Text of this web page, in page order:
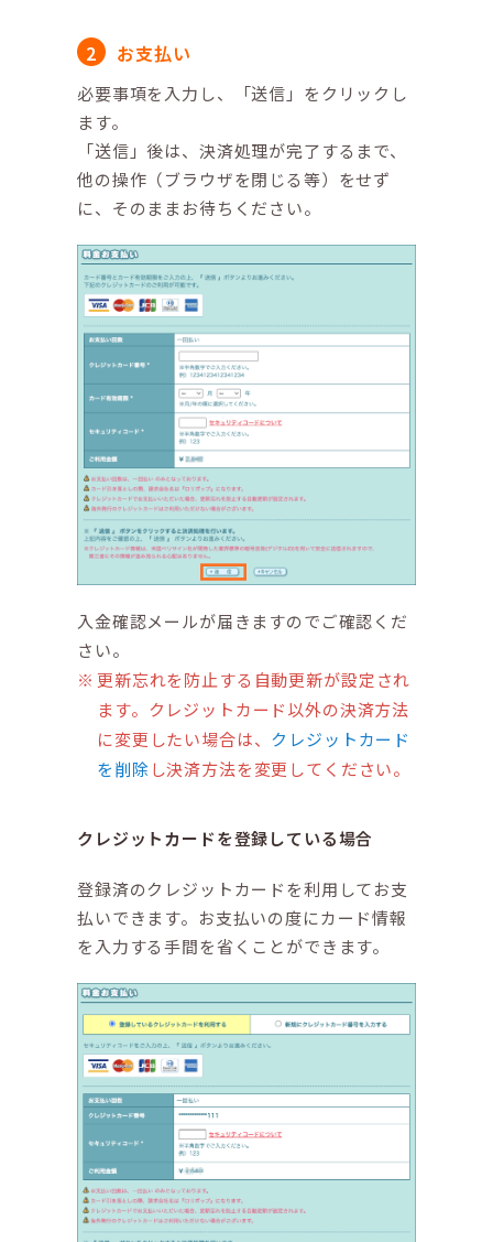
お支払い
必要事項を入力し、「送信」をクリックし
ます。
「送信」後は、決済処理が完了するまで、
他の操作（ブラウザを閉じる等）をせず
に、そのままお待ちください。
入金確認メールが届きますのでご確認くだ
さい。
更新忘れを防止する自動更新が設定され
ます。クレジットカード以外の決済方法
に変更したい場合は、 クレジットカード
を削除し決済方法を変更してください。
クレジットカードを登録している場合
登録済のクレジットカードを利用してお支
払いできます。お支払いの度にカード情報
を入力する手間を省くことができます。